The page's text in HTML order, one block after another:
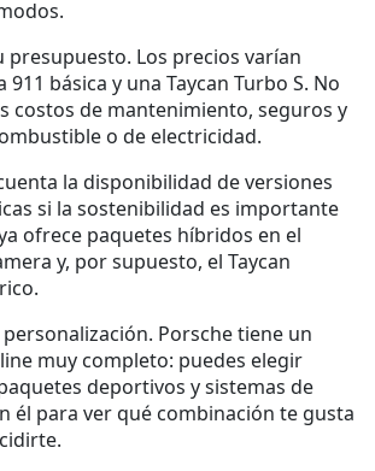
presupuesto. Los precios varían
básica y una Taycan Turbo S. No
costos de mantenimiento, seguros y
o de electricidad.
la disponibilidad de versiones
si la sostenibilidad es importante
ofrece paquetes híbridos en el
y, por supuesto, el Taycan
Porsche tiene un
muy completo: puedes elegir
deportivos y sistemas de
él para ver qué combinación te gusta